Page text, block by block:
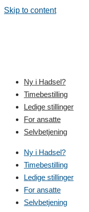
Skip to content
Ny i Hadsel?
Timebestilling
Ledige stillinger
For ansatte
Selvbetjening
Ny i Hadsel?
Timebestilling
Ledige stillinger
For ansatte
Selvbetjening